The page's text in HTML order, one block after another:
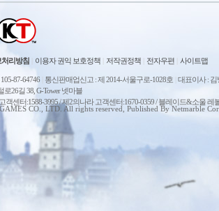
리방침 이용자 권익 보호정책 저작권정책 전자우편 사이트맵
87-64746 통신판매업신고 : 제 2014-서울구로-1028호 대표이사 : 김
26길 38, G-Tower 넷마블
객센터:1588-3995 / 제2의나라 고객센터:1670-0359 / 블레이드&소울
CO., LTD. All rights reserved, Published By Netmarble